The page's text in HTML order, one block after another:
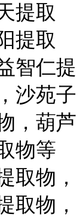
提取
提取
智仁提
沙苑子
，葫芦
物等
取物，
取物，